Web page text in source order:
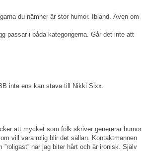
du nämner är stor humor. Ibland. Även om
passar i båda kategorigerna. Går det inte att
inte ens kan stava till Nikki Sixx.
att mycket som folk skriver genererar humor
vill vara rolig blir det sällan. Kontaktmannen
när jag biter hårt och är ironisk. Själv